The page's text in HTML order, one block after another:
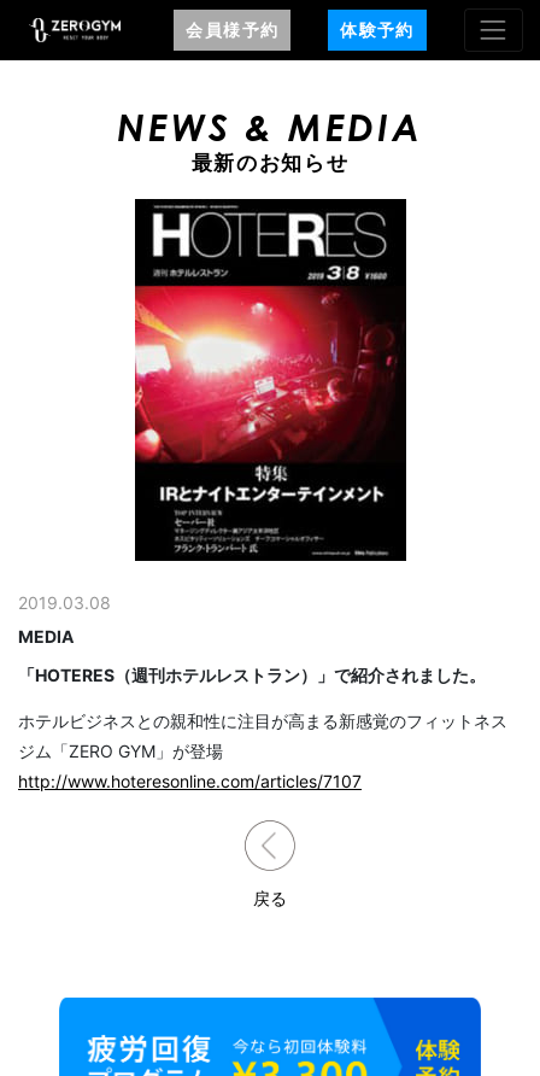
会員様予約
体験予約
NEWS & MEDIA
最新のお知らせ
2019.03.08
MEDIA
「HOTERES（週刊ホテルレストラン）」で紹介されました。
ホテルビジネスとの親和性に注目が高まる新感覚のフィットネス
ジム「ZERO GYM」が登場
http://www.hoteresonline.com/articles/7107
戻る